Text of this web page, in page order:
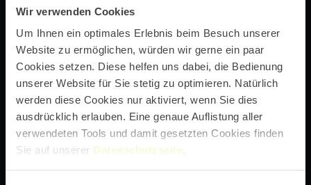
Wir verwenden Cookies
Um Ihnen ein optimales Erlebnis beim Besuch unserer
Website zu ermöglichen, würden wir gerne ein paar
Cookies setzen. Diese helfen uns dabei, die Bedienung
unserer Website für Sie stetig zu optimieren. Natürlich
werden diese Cookies nur aktiviert, wenn Sie dies
ausdrücklich erlauben. Eine genaue Auflistung aller
verwendeten Tools und damit gesetzten Cookies finden
Sie auf unserer Datenschutzseite
we design. we develop. we innovate.
85+ Spezialist:innen zur strategischen